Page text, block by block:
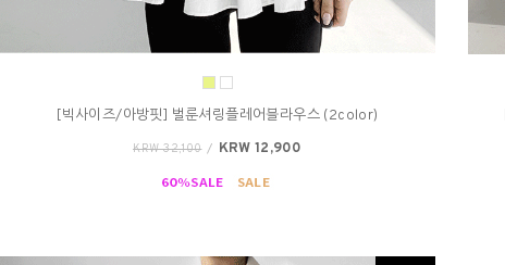
[빅사이즈/아방핏] 벌룬셔링플레어블라우스 (2color)
KRW 32,100 / KRW 12,900